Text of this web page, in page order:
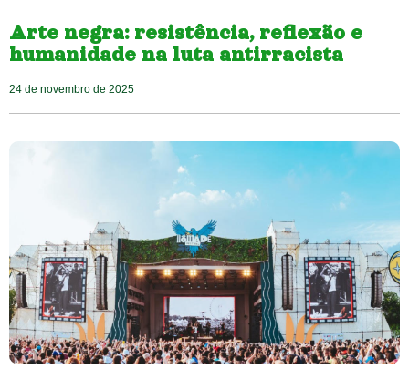
Arte negra: resistência, reflexão e
humanidade na luta antirracista
24 de novembro de 2025